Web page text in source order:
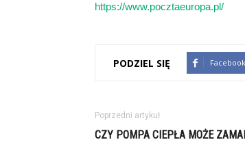
https://www.pocztaeuropa.pl/
PODZIEL SIĘ Facebook
Poprzedni artykuł
CZY POMPA CIEPŁA MOŻE